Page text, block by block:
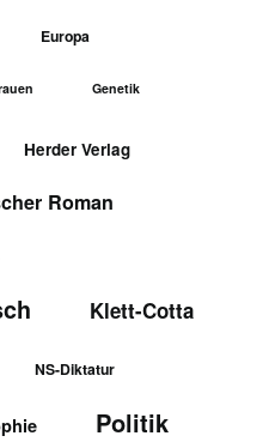
Europa
Genetik
Herder Verlag
Roman
Klett-Cotta
NS-Diktatur
Politik